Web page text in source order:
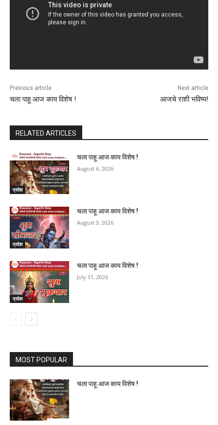
Previous article
चला पाहू आज काय विशेष !
Next article
आजचे राशी भविष्य!
RELATED ARTICLES
प्रदेश
चला पाहू आज काय विशेष !
August 6, 2026
प्रदेश
चला पाहू आज काय विशेष !
August 3, 2026
प्रदेश
चला पाहू आज काय विशेष !
July 31, 2026
MOST POPULAR
चला पाहू आज काय विशेष !